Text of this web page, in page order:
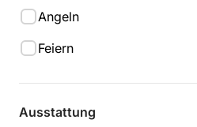
Angeln
Feiern
Ausstattung